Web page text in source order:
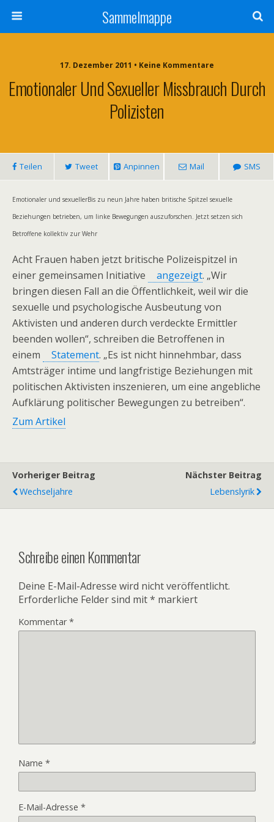
Sammelmappe
17. Dezember 2011 • Keine Kommentare
Emotionaler Und Sexueller Missbrauch Durch
Polizisten
Teilen Tweet Anpinnen Mail SMS
Emotionaler und sexuellerBis zu neun Jahre haben britische Spitzel sexuelle
Beziehungen betrieben, um linke Bewegungen auszuforschen. Jetzt setzen sich
Betroffene kollektiv zur Wehr
Acht Frauen haben jetzt britische Polizeispitzel in
einer gemeinsamen Initiative
angezeigt. „Wir
bringen diesen Fall an die Öffentlichkeit, weil wir die
sexuelle und psychologische Ausbeutung von
Aktivisten und anderen durch verdeckte Ermittler
beenden wollen“, schreiben die Betroffenen in
einem
Statement. „Es ist nicht hinnehmbar, dass
Amtsträger intime und langfristige Beziehungen mit
politischen Aktivisten inszenieren, um eine angebliche
Aufklärung politischer Bewegungen zu betreiben“.
Zum Artikel
Vorheriger Beitrag
Wechseljahre
Nächster Beitrag
Lebenslyrik
Schreibe einen Kommentar
Deine E-Mail-Adresse wird nicht veröffentlicht.
Erforderliche Felder sind mit* markiert
Kommentar*
Name *
E-Mail-Adresse *